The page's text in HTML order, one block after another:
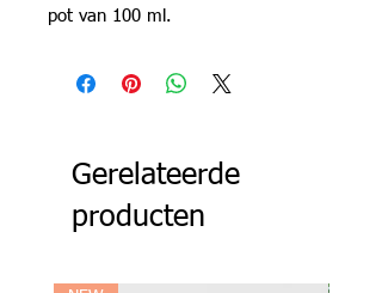
pot van 100 ml.
Gerelateerde
producten